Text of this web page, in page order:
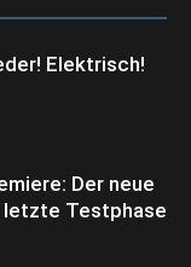
Elektrisch!
Der neue
Testphase